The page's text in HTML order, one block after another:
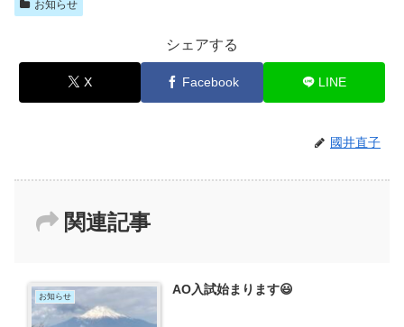
お知らせ
シェアする
X Facebook LINE
國井直子
関連記事
お知らせ AO入試始まります😃